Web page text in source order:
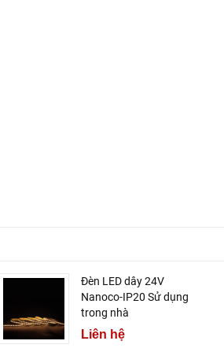
Đèn LED dây 24V
Nanoco-IP20 Sử dụng
trong nhà
Liên hệ